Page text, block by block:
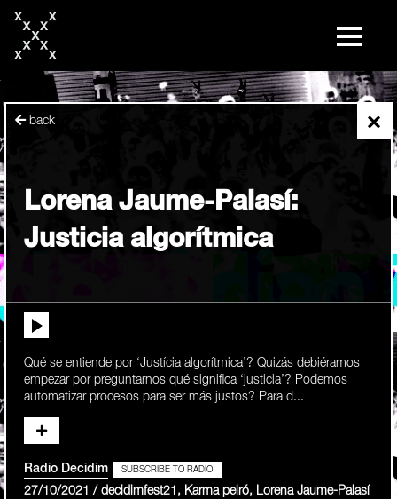
content
×
back
Lorena Jaume-Palasí:
Justicia algorítmica
Qué se entiende por ‘Justícia algorítmica’? Quizás debiéramos
empezar por preguntarnos qué significa ‘justicia’? Podemos
automatizar procesos para ser más justos? Para d...
Radio Decidim SUBSCRIBE TO RADIO
27/10/2021 / decidimfest21, Karma peiró, Lorena Jaume-Palasí